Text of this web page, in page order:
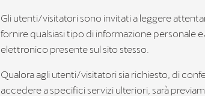
Gli utenti/visitatori sono invitati a leggere
fornire qualsiasi tipo di informazione personale
elettronico presente sul sito stesso.
Qualora agli utenti/visitatori sia richiesto, di
accedere a specifici servizi ulteriori, sarà